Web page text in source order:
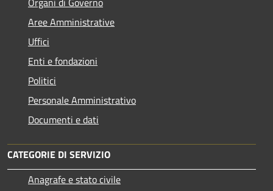
Aree Amministrative
Uffici
Enti e fondazioni
Politici
Personale Amministrativo
Documenti e dati
CATEGORIE DI SERVIZIO
Anagrafe e stato civile